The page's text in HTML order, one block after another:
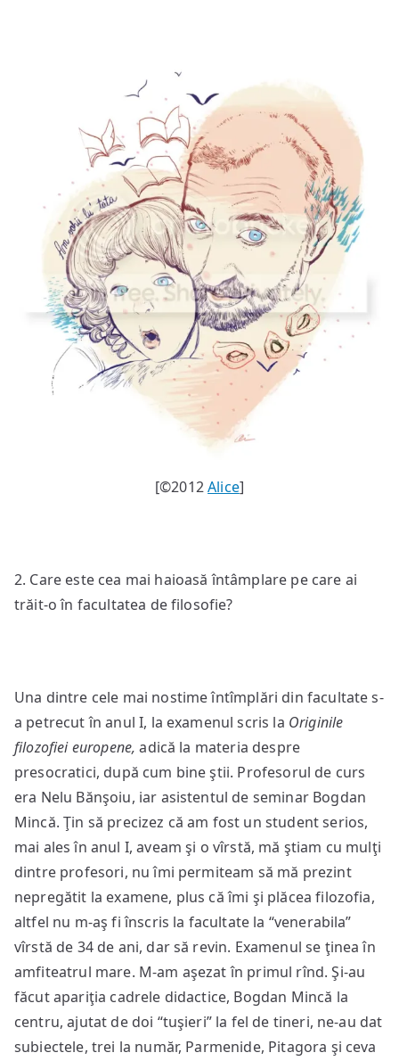
[©2012Alice]
2. Care este cea mai haioasă întâmplare pe care ai
trăit-o în facultatea de filosofie?
Una dintre cele mai nostime întîmplări din facultate s-
a petrecut în anul I, la examenul scris la Originile
filozofiei europene, adică la materia despre
presocratici, după cum bine ştii. Profesorul de curs
era Nelu Bănşoiu, iar asistentul de seminar Bogdan
Mincă. Ţin să precizez că am fost un student serios,
mai ales în anul I, aveam şi o vîrstă, mă ştiam cu mulţi
dintre profesori, nu îmi permiteam să mă prezint
nepregătit la examene, plus că îmi şi plăcea filozofia,
altfel nu m-aş fi înscris la facultate la “venerabila”
vîrstă de 34 de ani, dar să revin. Examenul se ţinea în
amfiteatrul mare. M-am aşezat în primul rînd. Şi-au
făcut apariţia cadrele didactice, Bogdan Mincă la
centru, ajutat de doi “tuşieri” la fel de tineri, ne-au dat
subiectele, trei la număr, Parmenide, Pitagora şi ceva